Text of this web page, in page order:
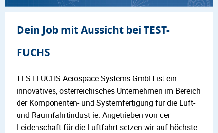
Dein Job mit Aussicht bei TEST-
FUCHS
TEST-FUCHS Aerospace Systems GmbH ist ein
innovatives, österreichisches Unternehmen im Bereich
der Komponenten- und Systemfertigung für die Luft-
und Raumfahrtindustrie. Angetrieben von der
Leidenschaft für die Luftfahrt setzen wir auf höchste